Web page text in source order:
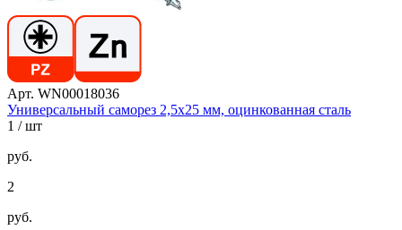
Арт. WN00018036
Универсальный саморез 2,5х25 мм, оцинкованная сталь
1 / шт
руб.
2
руб.